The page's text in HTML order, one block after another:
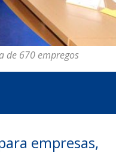
de 670 empregos
empresas,